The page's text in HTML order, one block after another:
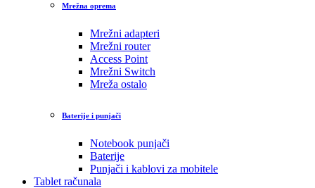
Mrežna oprema
Mrežni adapteri
Mrežni router
Access Point
Mrežni Switch
Mreža ostalo
Baterije i punjači
Notebook punjači
Baterije
Punjači i kablovi za mobitele
Tablet računala